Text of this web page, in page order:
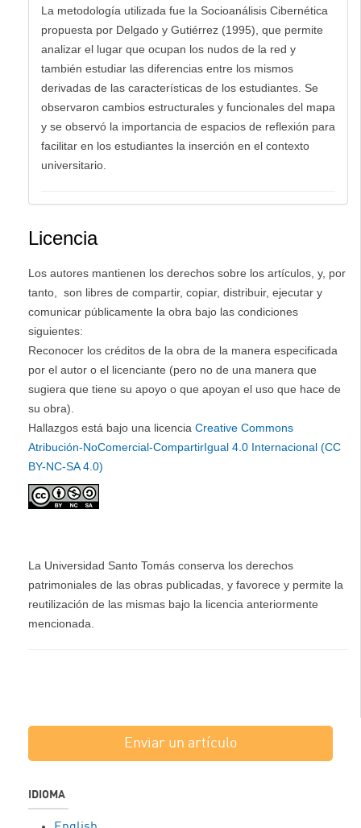
La metodología utilizada fue la Socioanálisis Cibernética
propuesta por Delgado y Gutiérrez (1995), que permite
analizar el lugar que ocupan los nudos de la red y
también estudiar las diferencias entre los mismos
derivadas de las características de los estudiantes. Se
observaron cambios estructurales y funcionales del mapa
y se observó la importancia de espacios de reflexión para
facilitar en los estudiantes la inserción en el contexto
universitario.
Licencia
Los autores mantienen los derechos sobre los artículos, y, por
tanto, son libres de compartir, copiar, distribuir, ejecutar y
comunicar públicamente la obra bajo las condiciones
siguientes:
Reconocer los créditos de la obra de la manera especificada
por el autor o el licenciante (pero no de una manera que
sugiera que tiene su apoyo o que apoyan el uso que hace de
su obra).
Hallazgos está bajo una licencia Creative Commons
Atribución-NoComercial-CompartirIgual 4.0 Internacional (CC
BY-NC-SA 4.0)
La Universidad Santo Tomás conserva los derechos
patrimoniales de las obras publicadas, y favorece y permite la
reutilización de las mismas bajo la licencia anteriormente
mencionada.
Enviar un artículo
IDIOMA